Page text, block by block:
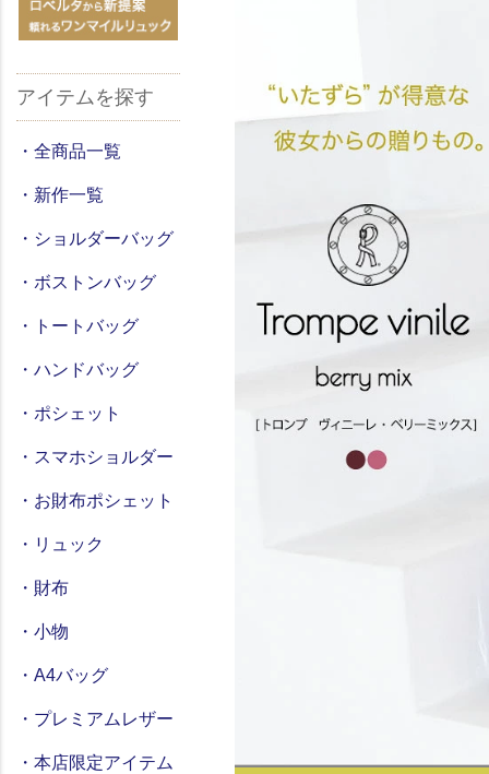
アイテムを探す
・全商品一覧
・新作一覧
・ショルダーバッグ
・ボストンバッグ
・トートバッグ
・ハンドバッグ
・ポシェット
・スマホショルダー
・お財布ポシェット
・リュック
・財布
・小物
・A4バッグ
・プレミアムレザー
・本店限定アイテム